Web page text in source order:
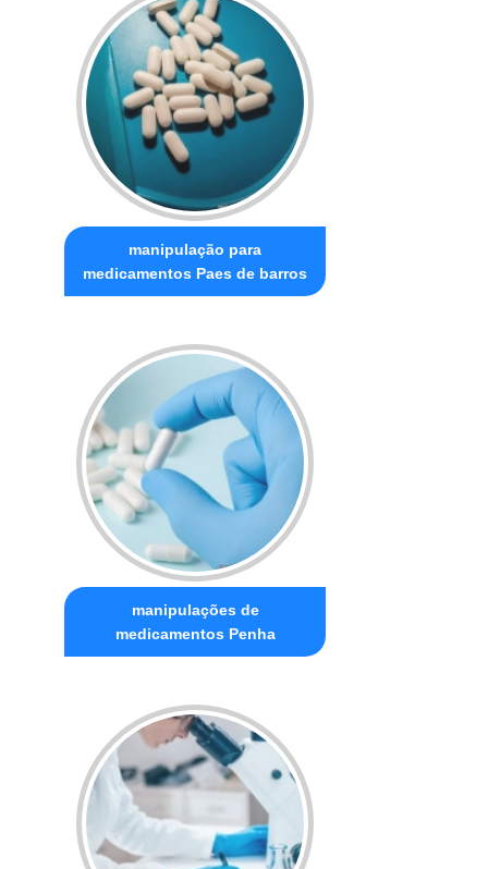
manipulação para
medicamentos Paes de barros
manipulações de
medicamentos Penha